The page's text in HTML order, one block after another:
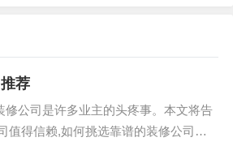
按照客户的预算进行选择装修
需要谨慎。通常，选择装修公
服务质量、设计师的专业性、
如何选择装修公司，需要根据
荐
修公司是许多业主的头疼事。本文将告
值得信赖,如何挑选靠谱的装修公司。